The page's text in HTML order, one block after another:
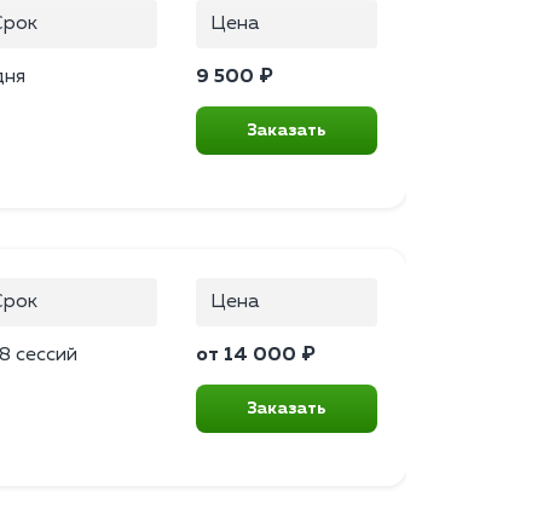
Цена
9 500 ₽
Заказать
сессий
Цена
от 14 000 ₽
Заказать